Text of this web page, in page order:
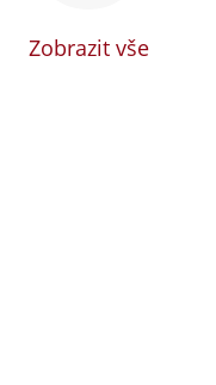
Zobrazit vše